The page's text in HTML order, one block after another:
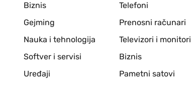
Biznis
Gejming
Nauka i tehnologija
Softver i servisi
Uređaji
Telefoni
Prenosni računari
Televizori i monitori
Biznis
Pametni satovi